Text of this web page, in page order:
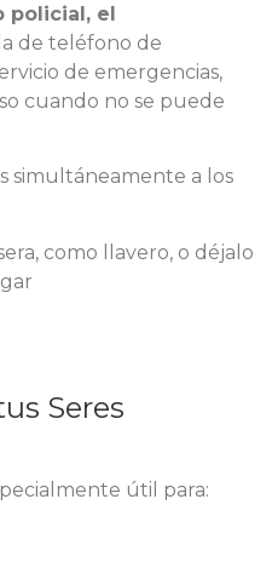
policial, el
de teléfono de
de emergencias,
cuando no se puede
simultáneamente a los
como llavero, o déjalo
Seres
útil para: